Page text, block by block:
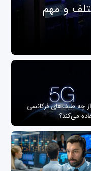
و مهم
5G از چه طیف‌های فرکانسی
می‌کند؟